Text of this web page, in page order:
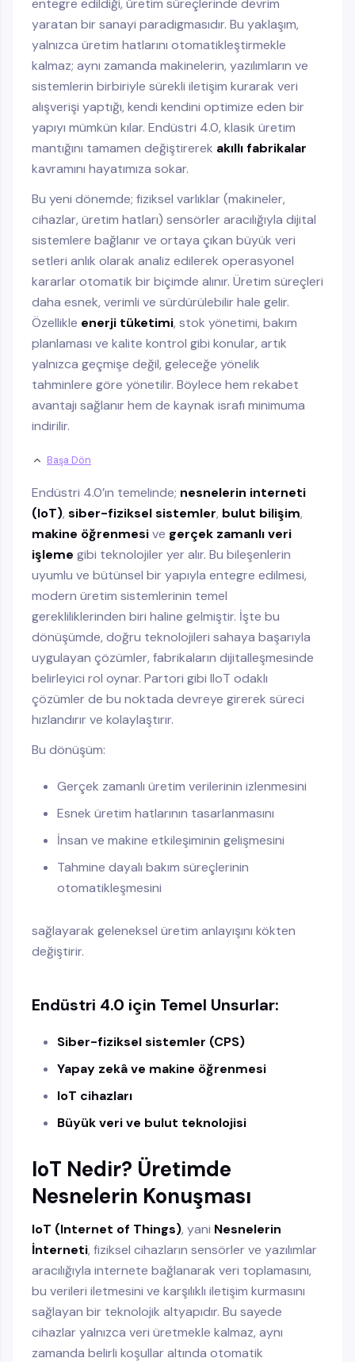
yaratan bir sanayi paradigmasıdır. Bu yaklaşım,
yalnızca üretim hatlarını otomatikleştirmekle
kalmaz; aynı zamanda makinelerin, yazılımların ve
sistemlerin birbiriyle sürekli iletişim kurarak veri
alışverişi yaptığı, kendi kendini optimize eden bir
yapıyı mümkün kılar. Endüstri 4.0, klasik üretim
mantığını tamamen değiştirerek akıllı fabrikalar
kavramını hayatımıza sokar.
Bu yeni dönemde; fiziksel varlıklar (makineler,
cihazlar, üretim hatları) sensörler aracılığıyla dijital
sistemlere bağlanır ve ortaya çıkan büyük veri
setleri anlık olarak analiz edilerek operasyonel
kararlar otomatik bir biçimde alınır. Üretim süreçleri
daha esnek, verimli ve sürdürülebilir hale gelir.
Özellikle enerji tüketimi, stok yönetimi, bakım
planlaması ve kalite kontrol gibi konular, artık
yalnızca geçmişe değil, geleceğe yönelik
tahminlere göre yönetilir. Böylece hem rekabet
avantajı sağlanır hem de kaynak israfı minimuma
indirilir.
Başa Dön
Endüstri 4.0’ın temelinde; nesnelerin interneti
(IoT), siber-fiziksel sistemler, bulut bilişim,
makine öğrenmesive gerçek zamanlı veri
işleme gibi teknolojiler yer alır. Bu bileşenlerin
uyumlu ve bütünsel bir yapıyla entegre edilmesi,
modern üretim sistemlerinin temel
gerekliliklerinden biri haline gelmiştir. İşte bu
dönüşümde, doğru teknolojileri sahaya başarıyla
uygulayan çözümler, fabrikaların dijitalleşmesinde
belirleyici rol oynar. Partori gibi IIoT odaklı
çözümler de bu noktada devreye girerek süreci
hızlandırır ve kolaylaştırır.
Bu dönüşüm:
Gerçek zamanlı üretim verilerinin izlenmesini
Esnek üretim hatlarının tasarlanmasını
İnsan ve makine etkileşiminin gelişmesini
Tahmine dayalı bakım süreçlerinin
otomatikleşmesini
sağlayarak geleneksel üretim anlayışını kökten
değiştirir.
Endüstri 4.0 için Temel Unsurlar:
Siber-fiziksel sistemler (CPS)
Yapay zekâ ve makine öğrenmesi
IoT cihazları
Büyük veri ve bulut teknolojisi
IoT Nedir? Üretimde
Nesnelerin Konuşması
IoT (Internet of Things), yani Nesnelerin
İnterneti, fiziksel cihazların sensörler ve yazılımlar
aracılığıyla internete bağlanarak veri toplamasını,
bu verileri iletmesini ve karşılıklı iletişim kurmasını
sağlayan bir teknolojik altyapıdır. Bu sayede
cihazlar yalnızca veri üretmekle kalmaz, aynı
zamanda belirli koşullar altında otomatik